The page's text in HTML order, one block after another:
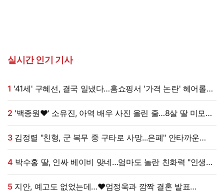
실시간 인기 기사
1
대박, 무려 '3만 장' 돌파 [엑's 이슈]
2
대박, 연예인 시켜도 되겠어 [★해시태그]
3김정렬 "친형, 군 복무 중 구타로 사망...은폐" 안타까운
가족사 (데이앤나잇)[전일야화]
4
N회차"
5지안, 예고도 없었는데…♥엄정욱과 깜짝 결혼 발표